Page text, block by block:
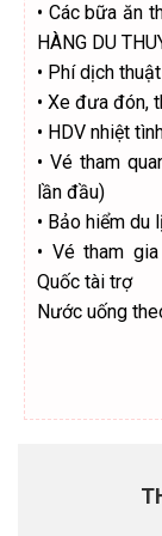
• Các bữa ăn
HÀNG DU
• Phí dịch
• Xe đưa đón,
• HDV nhiệt
• Vé tham
lần đầu)
• Bảo hiểm du
• Vé tham
Quốc tài trợ
Nước uống